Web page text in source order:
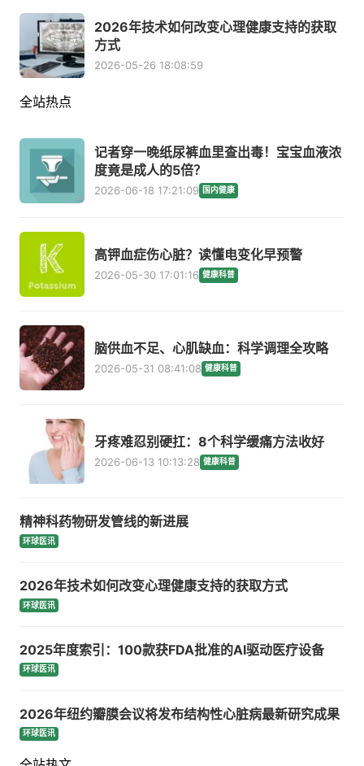
2026年技术如何改变心理健康支持的获取
方式
2026-05-26 18:08:59
全站热点
记者穿一晚纸尿裤血里查出毒！宝宝血液浓
度竟是成人的5倍？
2026-06-18 17:21:09 国内健康
高钾血症伤心脏？读懂电变化早预警
2026-05-30 17:01:16 健康科普
脑供血不足、心肌缺血：科学调理全攻略
2026-05-31 08:41:08 健康科普
牙疼难忍别硬扛：8个科学缓痛方法收好
2026-06-13 10:13:28 健康科普
精神科药物研发管线的新进展
环球医讯
2026年技术如何改变心理健康支持的获取方式
环球医讯
2025年度索引：100款获FDA批准的AI驱动医疗设备
环球医讯
2026年纽约瓣膜会议将发布结构性心脏病最新研究成果
环球医讯